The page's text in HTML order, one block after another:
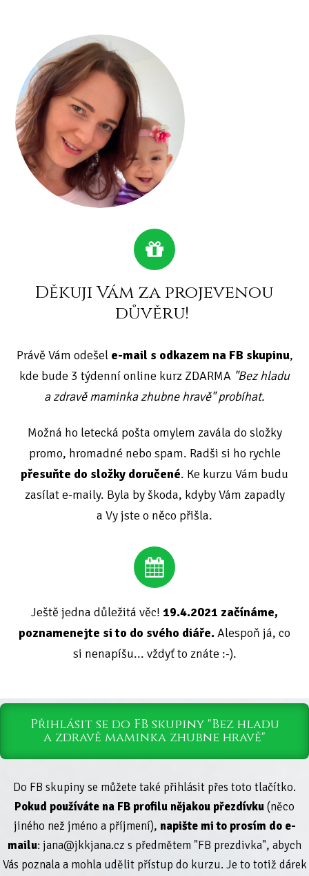
Děkuji Vám za projevenou
důvěru!
Právě Vám odešel e-mail s odkazem na FB skupinu,
kde bude 3 týdenní online kurz ZDARMA "Bez hladu
a zdravě maminka zhubne hravě" probíhat.
Možná ho letecká pošta omylem zavála do složky
promo, hromadné nebo spam. Radši si ho rychle
přesuňte do složky doručené. Ke kurzu Vám budu
zasílat e-maily. Byla by škoda, kdyby Vám zapadly
a Vy jste o něco přišla.
Ještě jedna důležitá věc! 19.4.2021 začínáme,
poznamenejte si to do svého diáře.Alespoň já, co
si nenapíšu... vždyť to znáte :-).
Přihlásit se do FB skupiny "Bez hladu
a zdravě maminka zhubne hravě"
Do FB skupiny se můžete také přihlásit přes toto tlačítko.
Pokud používáte na FB profilu nějakou přezdívku(něco
jiného než jméno a příjmení), napište mi to prosím do e-
mailu: jana@jkkjana.cz s předmětem "FB prezdivka", abych
Vás poznala a mohla udělit přístup do kurzu. Je to totiž dárek